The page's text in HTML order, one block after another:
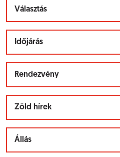
Választás
Időjárás
Rendezvény
Zöld hírek
Állás